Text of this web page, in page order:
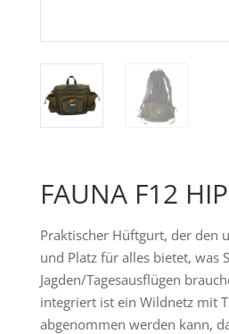
FAUNA F12 HIP
Praktischer Hüftgurt, der den
und Platz für alles bietet, was
Jagden/Tagesausflügen
integriert ist ein Wildnetz mit
abgenommen werden kann,